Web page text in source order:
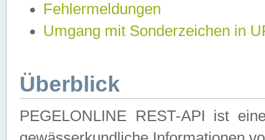
Fehlermeldungen
Umgang mit Sonderzeichen in
Überblick
PEGELONLINE REST-API ist